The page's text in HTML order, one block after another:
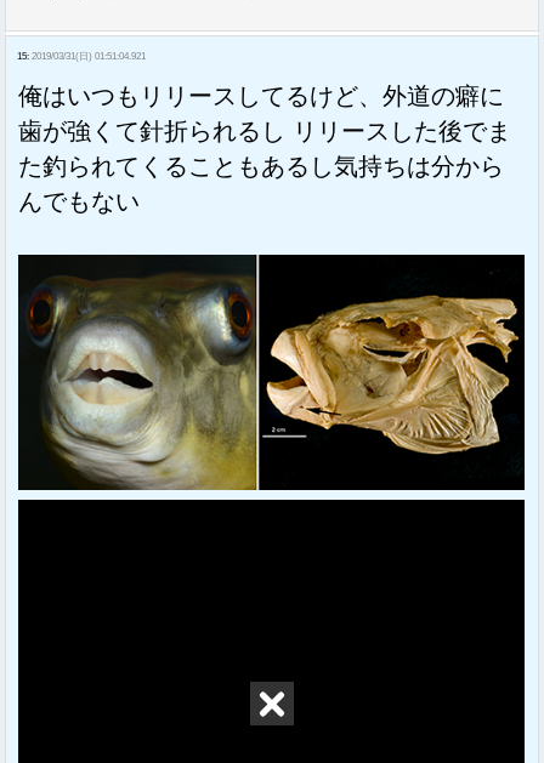
15: 2019/03/31(日) 01:51:04.921
俺はいつもリリースしてるけど、外道の癖に
歯が強くて針折られるし リリースした後でま
た釣られてくることもあるし気持ちは分から
んでもない